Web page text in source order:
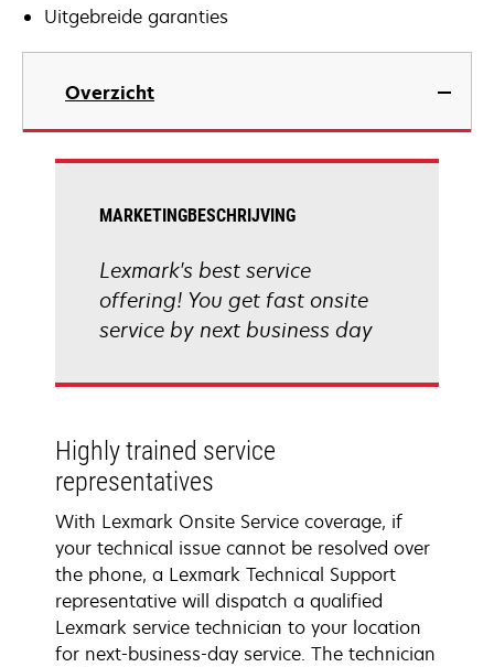
Uitgebreide garanties
Overzicht
MARKETINGBESCHRIJVING
Lexmark's best service
offering! You get fast onsite
service by next business day
Highly trained service
representatives
With Lexmark Onsite Service coverage, if
your technical issue cannot be resolved over
the phone, a Lexmark Technical Support
representative will dispatch a qualified
Lexmark service technician to your location
for next-business-day service. The technician